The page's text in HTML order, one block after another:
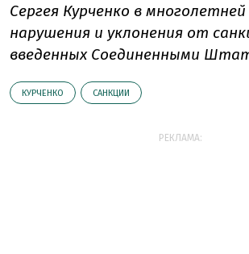
Сергея Курченко в многолетней
нарушения и уклонения от
введенных Соединенными
КУРЧЕНКО САНКЦИИ
РЕКЛАМА: